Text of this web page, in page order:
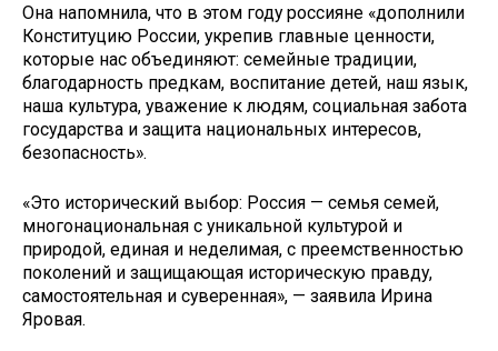
Она напомнила, что в этом году россияне «дополнили
Конституцию России, укрепив главные ценности,
которые нас объединяют: семейные традиции,
благодарность предкам, воспитание детей, наш язык,
наша культура, уважение к людям, социальная забота
государства и защита национальных интересов,
безопасность».
«Это исторический выбор: Россия — семья семей,
многонациональная с уникальной культурой и
природой, единая и неделимая, с преемственностью
поколений и защищающая историческую правду,
самостоятельная и суверенная», — заявила Ирина
Яровая.